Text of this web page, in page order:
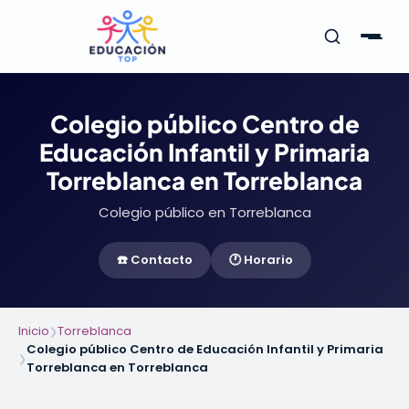
Colegio público Centro de
Educación Infantil y Primaria
Torreblanca en Torreblanca
Colegio público en Torreblanca
☎️ Contacto 🕐 Horario
Inicio❯Torreblanca
❯
Colegio público Centro de Educación Infantil y Primaria
Torreblanca en Torreblanca